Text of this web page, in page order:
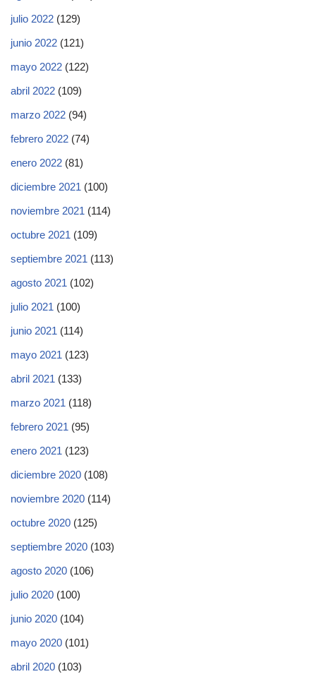
julio 2022 (129)
junio 2022 (121)
mayo 2022 (122)
abril 2022 (109)
marzo 2022 (94)
febrero 2022 (74)
enero 2022 (81)
diciembre 2021 (100)
noviembre 2021 (114)
octubre 2021 (109)
septiembre 2021 (113)
agosto 2021 (102)
julio 2021 (100)
junio 2021 (114)
mayo 2021 (123)
abril 2021 (133)
marzo 2021 (118)
febrero 2021 (95)
enero 2021 (123)
diciembre 2020 (108)
noviembre 2020 (114)
octubre 2020 (125)
septiembre 2020 (103)
agosto 2020 (106)
julio 2020 (100)
junio 2020 (104)
mayo 2020 (101)
abril 2020 (103)